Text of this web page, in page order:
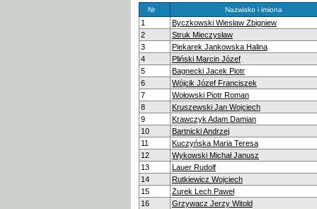
Nr Nazwisko i imiona
1
Byczkowski Wiesław Zbigniew
2
Struk Mieczysław
3
Piekarek Jankowska Halina
4
Pliński Marcin Józef
5
Bagnecki Jacek Piotr
6
Wójcik Józef Franciszek
7
Wołowski Piotr Roman
8
Kruszewski Jan Wojciech
9
Krawczyk Adam Damian
10
Bartnicki Andrzej
11
Kuczyńska Maria Teresa
12
Wykowski Michał Janusz
13
Lauer Rudolf
14
Rutkiewicz Wojciech
15
Żurek Lech Paweł
16
Grzywacz Jerzy Witold